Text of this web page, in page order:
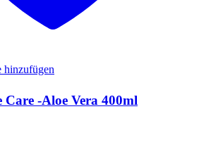
hinzufügen
Care -Aloe Vera 400ml